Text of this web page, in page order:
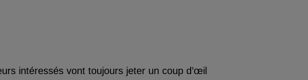
intéressés vont toujours jeter un coup d’œil